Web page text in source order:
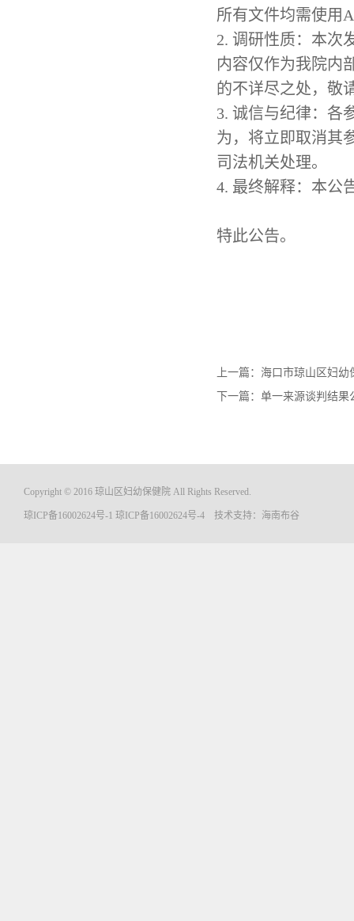
所有文件均需使用
2. 调研性质：本次
内容仅作为我院内
的不详尽之处，敬
3. 诚信与纪律：各
为，将立即取消其
司法机关处理。
4. 最终解释：本公
特此公告。
上一篇： 海口市琼山区妇幼
下一篇： 单一来源谈判结果
Copyright © 2016 琼山区妇幼保健院 All Rights Reserved.
琼ICP备16002624号-1 琼ICP备16002624号-4 技术支持： 海南布谷